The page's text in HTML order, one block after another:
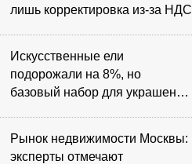
лишь корректировка из‑за НДС
Искусственные ели
подорожали на 8%, но
базовый набор для украшения
Рынок недвижимости Москвы:
эксперты отмечают